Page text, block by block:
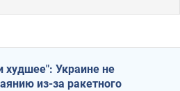
Украине не
из-за ракетного